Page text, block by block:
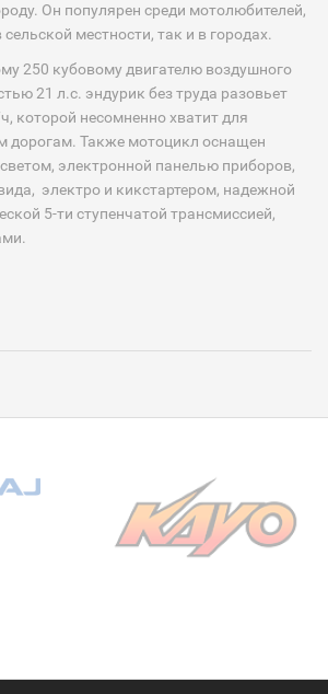
Он популярен среди мотолюбителей,
местности, так и в городах.
250 кубовому двигателю воздушного
21 л.с. эндурик без труда разовьет
которой несомненно хватит для
дорогам. Также мотоцикл оснащен
электронной панелью приборов,
электро и кикстартером, надежной
5-ти ступенчатой трансмиссией,